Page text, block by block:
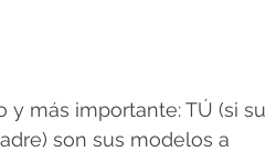
y más importante: TÚ (si su
son sus modelos a